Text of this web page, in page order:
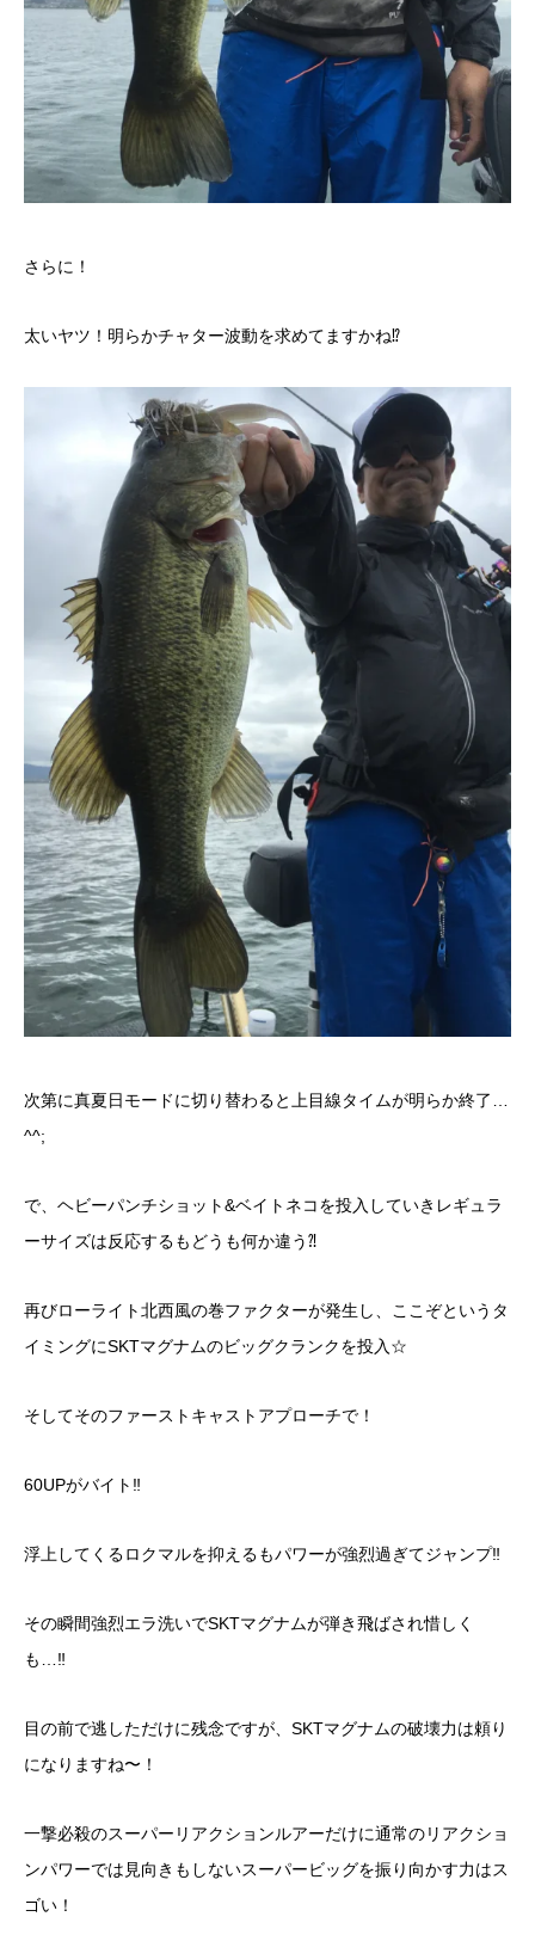
さらに！
太いヤツ！明らかチャター波動を求めてますかね⁉︎
次第に真夏日モードに切り替わると上目線タイムが明らか終了…
^^;
で、ヘビーパンチショット&ベイトネコを投入していきレギュラ
ーサイズは反応するもどうも何か違う⁈
再びローライト北西風の巻ファクターが発生し、ここぞというタ
イミングにSKTマグナムのビッグクランクを投入☆
そしてそのファーストキャストアプローチで！
60UPがバイト‼︎
浮上してくるロクマルを抑えるもパワーが強烈過ぎてジャンプ‼︎
その瞬間強烈エラ洗いでSKTマグナムが弾き飛ばされ惜しく
も…‼︎
目の前で逃しただけに残念ですが、SKTマグナムの破壊力は頼り
になりますね〜！
一撃必殺のスーパーリアクションルアーだけに通常のリアクショ
ンパワーでは見向きもしないスーパービッグを振り向かす力はス
ゴい！